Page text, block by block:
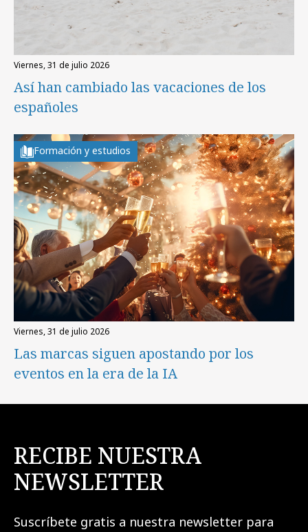
viernes, 31 de julio 2026
Así han cambiado las vacaciones de los
españoles
Formación y estudios
viernes, 31 de julio 2026
Las marcas siguen apostando por los
eventos en la era de la IA
RECIBE NUESTRA
NEWSLETTER
Suscríbete gratis a nuestra newsletter para